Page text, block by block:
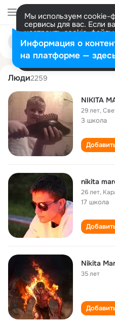
Мы используем cookie-
сервисы для вас. Если
настроить cookie-
представитель. Больше
Разрешить все
Поиск
людям
nikita marchenko
Люди2259
NIKITA
29 лет,
3 школа
nikita
26 лет,
17 школа
Nikita
35 лет
Информация о
на платформе —